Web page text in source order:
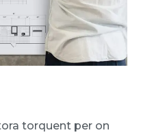
torquent per on